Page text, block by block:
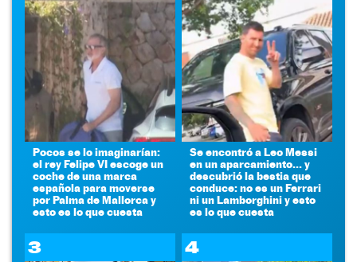
Pocos se lo imaginarían:
el rey Felipe VI escoge un
coche de una marca
española para moverse
por Palma de Mallorca y
esto es lo que cuesta
Se encontró a Leo Messi
en un aparcamiento... y
descubrió la bestia que
conduce: no es un Ferrari
ni un Lamborghini y esto
es lo que cuesta
3 4